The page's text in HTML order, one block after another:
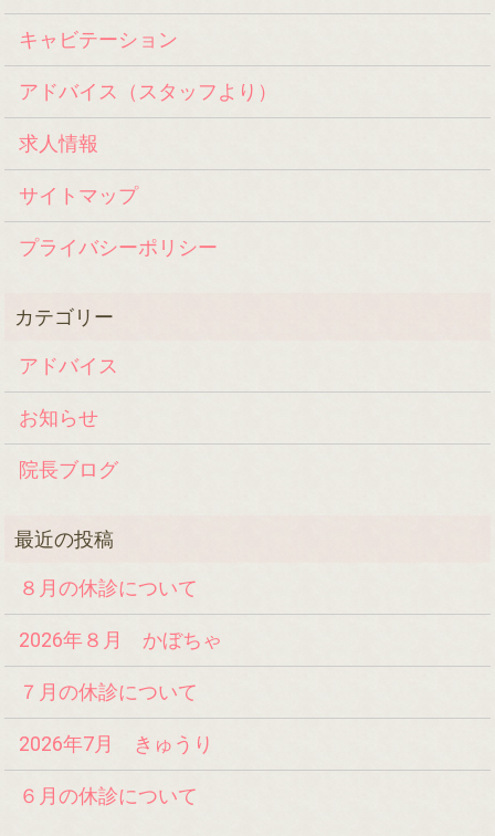
キャビテーション
アドバイス（スタッフより）
求人情報
サイトマップ
プライバシーポリシー
アドバイス
お知らせ
院長ブログ
８月の休診について
2026年８月 かぼちゃ
７月の休診について
2026年7月 きゅうり
６月の休診について